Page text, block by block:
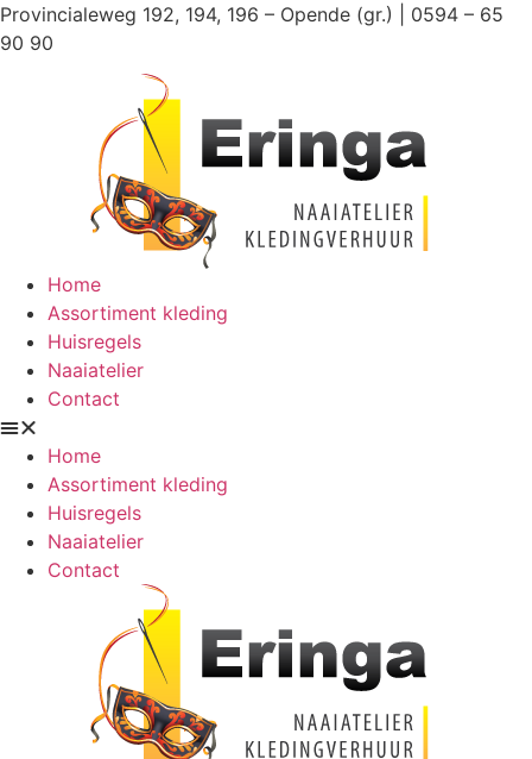
Ga
naar
Provincialeweg 192, 194, 196 – Opende (gr.) | 0594 – 65
90 90
Home
Assortiment kleding
Huisregels
Naaiatelier
Contact
Home
Assortiment kleding
Huisregels
Naaiatelier
Contact